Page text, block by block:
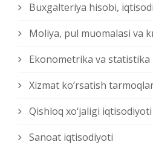
Buxgalteriya hisobi,
Moliya, pul muomalasi va
Ekonometrika va statistika
Xizmat kо‘rsatish
Qishloq xо‘jaligi iqtisodiyoti
Sanoat iqtisodiyoti